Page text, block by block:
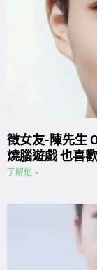
徵女友-陳先生
燒腦遊戲 也喜
了解他 »